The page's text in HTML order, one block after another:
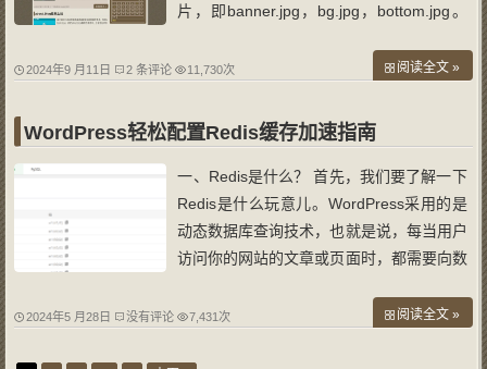
片，即banner.jpg，bg.jpg，bottom.jpg。
主题default1.7.2（aword.press）进行修
页不好看，所以最后又搞成了两栏。 同
2024年9 月11日 2 条评论 11,730次 阅读全文 »
WordPress轻松配置Redis缓存加速指南
一、Redis是什么？ 首先，我们要了解一下
Redis是什么玩意儿。WordPress采用的是
动态数据库查询技术，也就是说，每当用户
访问你的网站的文章或页面时，都需要向数
的查询结果（不考虑任何缓存技术）。问题
2024年5 月28日 没有评论 7,431次 阅读全文 »